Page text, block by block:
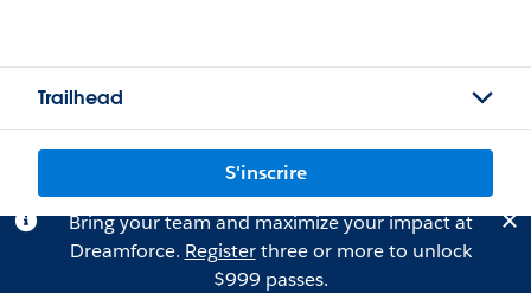
Trailhead
S'inscrire
Bring your team and maximize your impact at
Dreamforce. Registerthree or more to unlock
$999 passes.